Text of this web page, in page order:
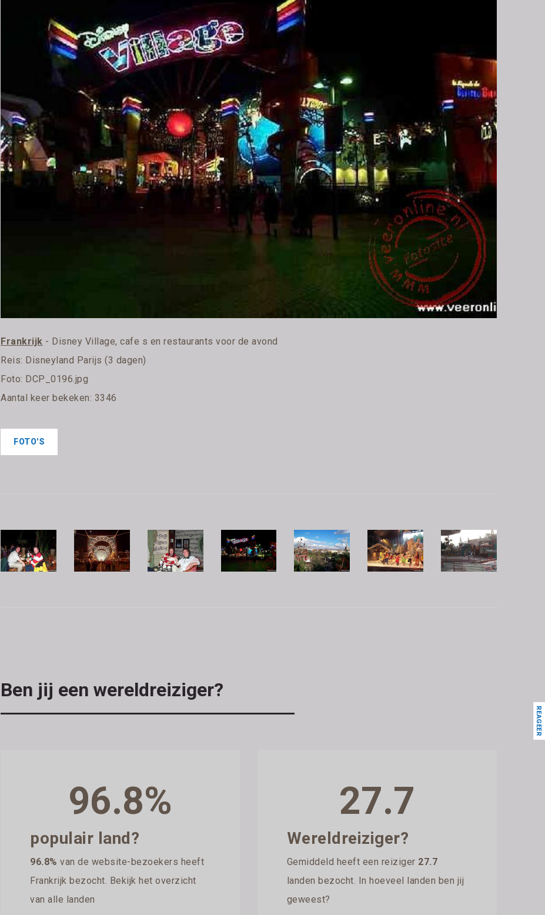
Frankrijk - Disney Village, cafe s en restaurants voor de avond
Reis: Disneyland Parijs (3 dagen)
Foto: DCP_0196.jpg
Aantal keer bekeken: 3346
FOTO'S
Ben jij een wereldreiziger?
96.8%
populair land?
96.8% van de website-bezoekers heeft
Frankrijk bezocht. Bekijk het overzicht
van alle landen
27.7
Wereldreiziger?
Gemiddeld heeft een reiziger 27.7
landen bezocht. In hoeveel landen ben jij
geweest?
REAGEER